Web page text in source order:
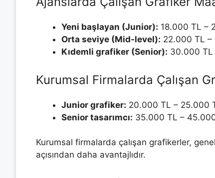
Yeni başlayan (Junior): 18.000 TL –
Orta seviye (Mid-level): 22.000 TL –
Kıdemli grafiker (Senior): 30.000 TL
Kurumsal Firmalarda Çalışan
Junior grafiker: 20.000 TL – 25.000
Senior tasarımcı: 35.000 TL –
Kurumsal firmalarda çalışan grafikerler,
açısından daha avantajlıdır.